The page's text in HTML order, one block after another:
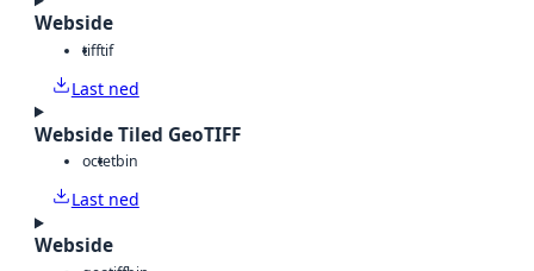
Webside
tifftif
Last ned
Webside Tiled GeoTIFF
octetbin
Last ned
Webside